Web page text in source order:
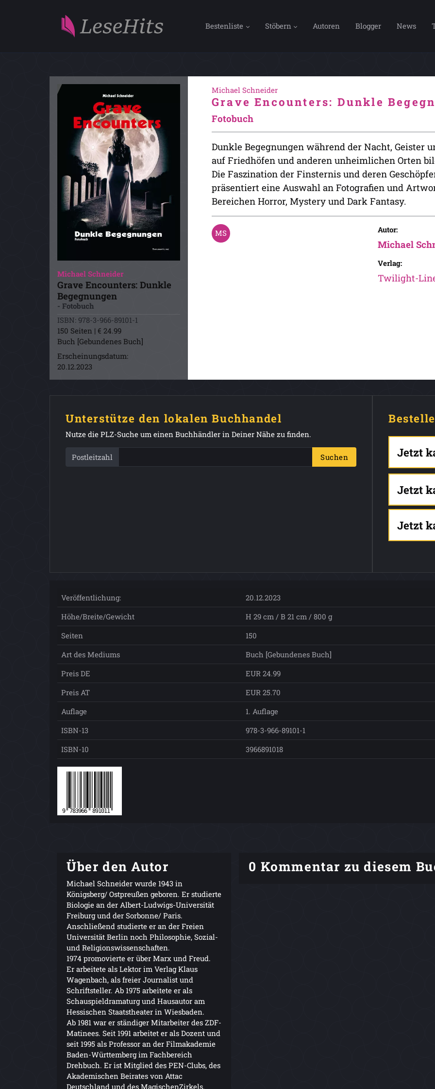
Bestenliste Stöbern Autoren Blogger News
Michael Schneider
Grave Encounters: Dunkle
Begegnungen
- Fotobuch
ISBN: 978-3-966-89101-1
150 Seiten | € 24.99
Buch [Gebundenes Buch]
Erscheinungsdatum:
20.12.2023
Michael Schneider
Grave Encounters: Dunkle
Fotobuch
Dunkle Begegnungen während der Nacht, Geister
auf Friedhöfen und anderen unheimlichen Orten
Die Faszination der Finsternis und deren
präsentiert eine Auswahl an Fotografien und
Bereichen Horror, Mystery und Dark Fantasy.
Autor:
Michael
Verlag:
Twilight-
Unterstütze den lokalen Buchhandel
Nutze die PLZ-Suche um einen Buchhändler in Deiner Nähe zu finden.
Postleitzahl Suchen Jetzt
Jetzt
Jetzt
Veröffentlichung:
20.12.2023
Höhe/Breite/Gewicht
H 29 cm / B 21 cm / 800 g
Seiten
150
Art des Mediums
Buch [Gebundenes Buch]
Preis DE
EUR 24.99
Preis AT
EUR 25.70
Auflage
1. Auflage
ISBN-13
978-3-966-89101-1
ISBN-10
3966891018
Über den Autor
Michael Schneider wurde 1943 in
Königsberg/ Ostpreußen geboren. Er studierte
Biologie an der Albert-Ludwigs-Universität
Freiburg und der Sorbonne/ Paris.
Anschließend studierte er an der Freien
Universität Berlin noch Philosophie, Sozial-
und Religionswissenschaften.
1974 promovierte er über Marx und Freud.
Er arbeitete als Lektor im Verlag Klaus
Wagenbach, als freier Journalist und
Schriftsteller. Ab 1975 arbeitete er als
Schauspieldramaturg und Hausautor am
Hessischen Staatstheater in Wiesbaden.
Ab 1981 war er ständiger Mitarbeiter des ZDF-
Matinees. Seit 1991 arbeitet er als Dozent und
seit 1995 als Professor an der Filmakademie
Baden-Württemberg im Fachbereich
Drehbuch. Er ist Mitglied des PEN-Clubs, des
Akademischen Beirates von Attac
Deutschland und des MagischenZirkels.
0 Kommentar zu diesem